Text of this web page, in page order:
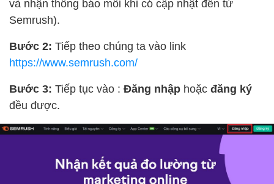
và nhận thông báo mỗi khi có cập nhật đến từ
Semrush).
Bước 2: Tiếp theo chúng ta vào link
https://www.semrush.com/
Bước 3: Tiếp tục vào : Đăng nhập hoặc đăng ký
đều được.